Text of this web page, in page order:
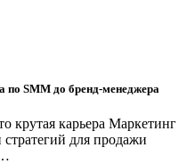
по SMM до бренд-менеджера
крутая карьера Маркетинг
для продажи